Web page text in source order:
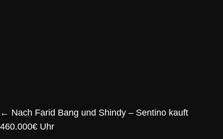
← Nach Farid Bang und Shindy – Sentino kauft
460.000€ Uhr